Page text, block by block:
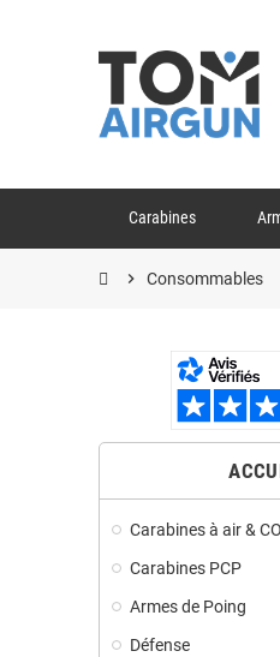
Carabines
chevron_right Consommables
Carabines à air &
Carabines PCP
Armes de Poing
Défense